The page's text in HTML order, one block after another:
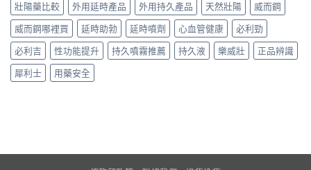
壯陽藥比較
外用延時產品 外用持久產品 天然壯陽
威而鋼
威而鋼哪裡買
延時助勃 延時噴劑 心血管健康
必利勁
必利吉
性功能提升 持久噴霧推薦 持久液 樂威壯
正品辨識
犀利士
用藥安全